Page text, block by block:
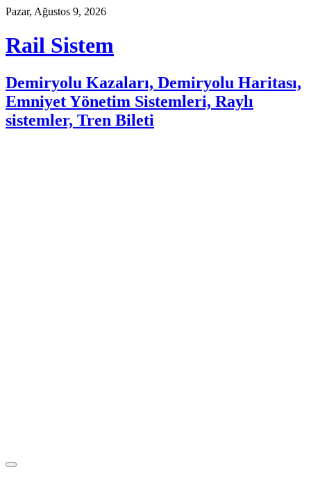
Skip
content
Pazar, Ağustos 9, 2026
Rail Sistem
Demiryolu Kazaları, Demiryolu Haritası,
Emniyet Yönetim Sistemleri, Raylı
sistemler, Tren Bileti